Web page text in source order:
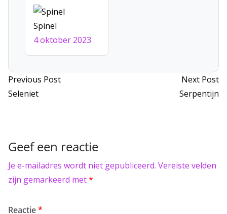
Spinel
4 oktober 2023
Bericht
navigatie
Previous PostPrevious
Seleniet
Next Post
Serpentijn
Geef een reactie
Je e-mailadres wordt niet gepubliceerd. Vereiste velden
zijn gemarkeerd met*
Reactie*